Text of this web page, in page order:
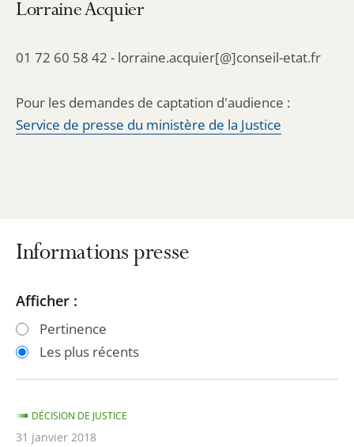
Lorraine Acquier
01 72 60 58 42 - lorraine.acquier[@]conseil-etat.fr
Pour les demandes de captation d'audience :
Service de presse du ministère de la Justice
Informations presse
Passer
les
filtres
après
Passer
les
filtres
avant
Afficher :
Pertinence
Les plus récents
DÉCISION DE JUSTICE
31 janvier 2018